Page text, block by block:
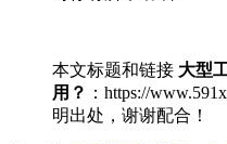
本文标题和链接 大型
用？ ：https://
明出处，谢谢配合！